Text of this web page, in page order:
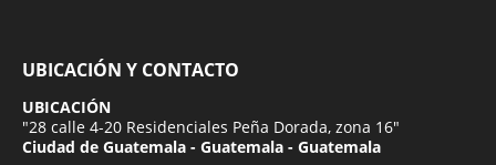
UBICACIÓN Y CONTACTO
UBICACIÓN
"28 calle 4-20 Residenciales Peña Dorada, zona 16"
Ciudad de Guatemala - Guatemala - Guatemala